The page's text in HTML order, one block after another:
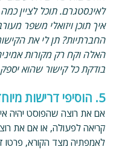
לאינסטגרם. תוכל לציין
איך תוכן ויזואלי משפר
החברתיות? תן לי את
האלה וקח רק מקורות
בודקת כל קישור שהוא
5. הוסיפי דרישות מיוחדות
אם את רוצה שהפוסט יהיה
קריאה לפעולה, או אם את
לאמפתיה מצד הקורא,